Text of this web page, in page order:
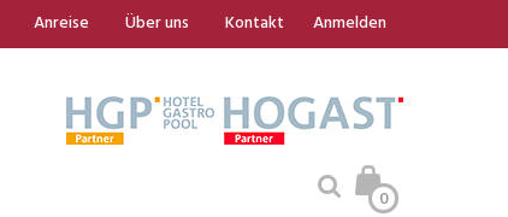
Anmelden
Kontakt
Über uns
Anreise
0